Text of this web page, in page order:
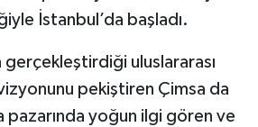
İstanbul’da başladı.
uluslararası
pekiştiren Çimsa da
pazarında yoğun ilgi gören ve